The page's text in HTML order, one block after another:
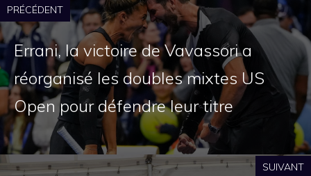
PRÉCÉDENT
Errani, la victoire de Vavassori a
réorganisé les doubles mixtes US
Open pour défendre leur titre
SUIVANT